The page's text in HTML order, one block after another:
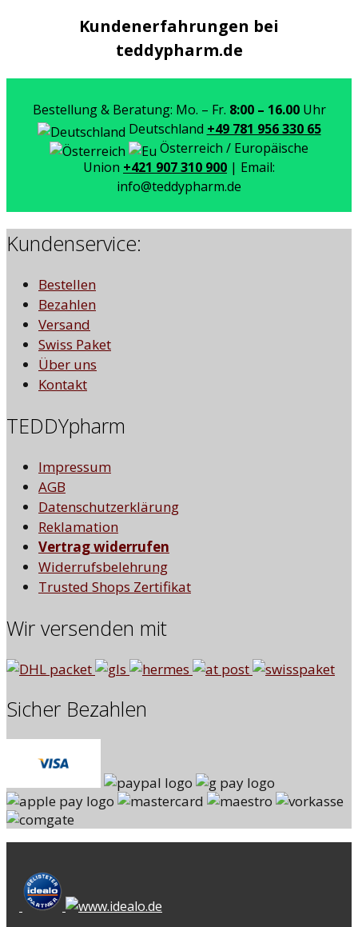
Kundenerfahrungen bei
teddypharm.de
Bestellung & Beratung: Mo. – Fr. 8:00 – 16.00Uhr
Deutschland +49 781 956 330 65
Österreich / Europäische
Union +421 907 310 900 | Email:
info@teddypharm.de
Kundenservice:
Bestellen
Bezahlen
Versand
Swiss Paket
Über uns
Kontakt
TEDDYpharm
Impressum
AGB
Datenschutzerklärung
Reklamation
Vertrag widerrufen
Widerrufsbelehrung
Trusted Shops Zertifikat
Wir versenden mit
Sicher Bezahlen